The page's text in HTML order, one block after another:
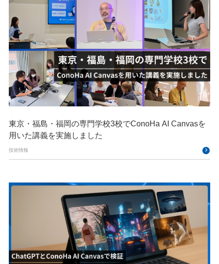
東京・福島・福岡の専門学校3校でConoHa AI Canvasを
用いた講義を実施しました
技術情報